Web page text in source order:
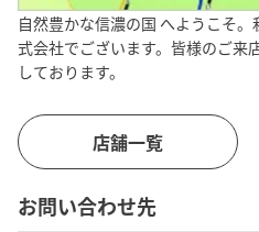
自然豊かな信濃の国 へようこそ
式会社でございます。皆様のご来
しております。
店舗一覧
お問い合わせ先